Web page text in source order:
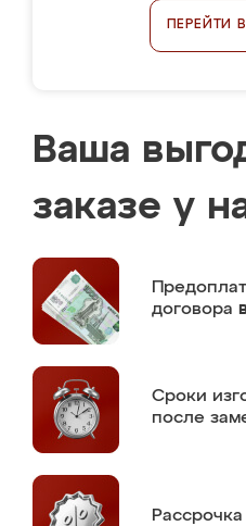
ПЕРЕЙТИ
Ваша
заказе у
договора
Сроки
после
Рассрочка